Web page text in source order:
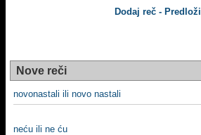
Dodaj reč - Predloži
Nove reči
novonastali ili novo nastali
neću ili ne ću